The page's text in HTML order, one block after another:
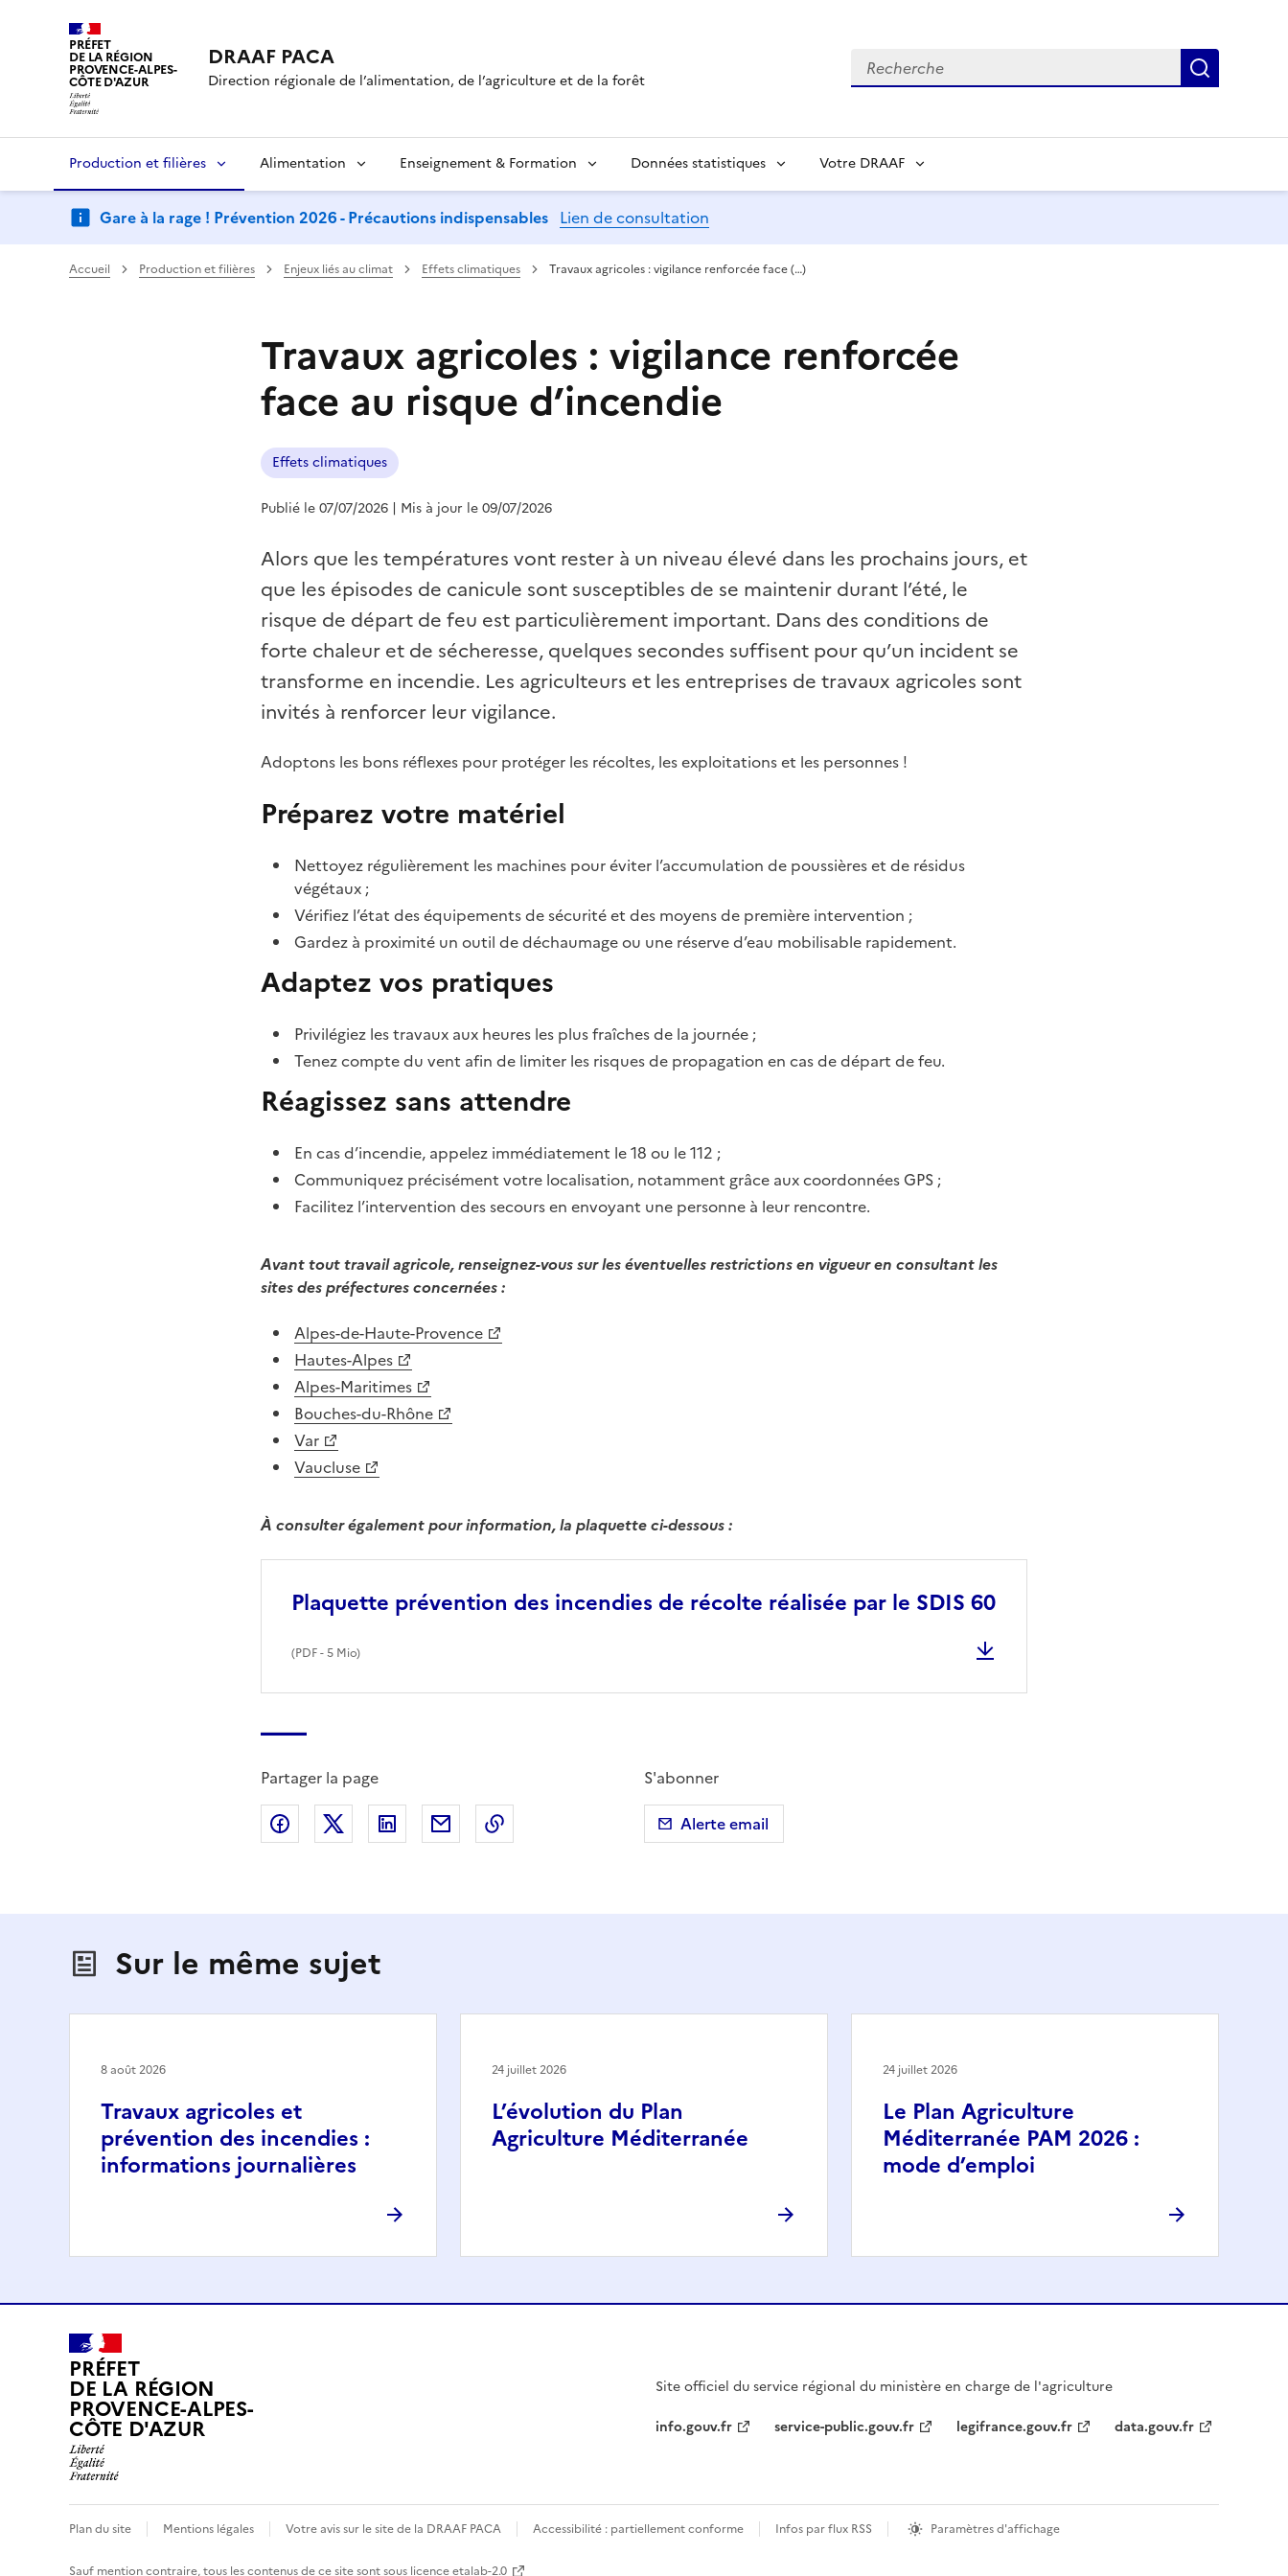
PRÉFET
DE LA RÉGION
PROVENCE-ALPES-
CÔTE D'AZUR
DRAAF PACA
Direction régionale de l’alimentation, de l’agriculture et de la forêt
Recherche
Production et filières Alimentation Enseignement & Formation Données statistiques Votre DRAAF
Gare à la rage ! Prévention 2026 - Précautions indispensables Lien de consultation
Accueil Production et filières Enjeux liés au climat Effets climatiques Travaux agricoles : vigilance renforcée face (…)
Travaux agricoles : vigilance renforcée
face au risque d’incendie
Effets climatiques
Publié le 07/07/2026 | Mis à jour le 09/07/2026
Alors que les températures vont rester à un niveau élevé dans les prochains jours, et
que les épisodes de canicule sont susceptibles de se maintenir durant l’été, le
risque de départ de feu est particulièrement important. Dans des conditions de
forte chaleur et de sécheresse, quelques secondes suffisent pour qu’un incident se
transforme en incendie. Les agriculteurs et les entreprises de travaux agricoles sont
invités à renforcer leur vigilance.
Adoptons les bons réflexes pour protéger les récoltes, les exploitations et les personnes !
Préparez votre matériel
Nettoyez régulièrement les machines pour éviter l’accumulation de poussières et de résidus
végétaux ;
Vérifiez l’état des équipements de sécurité et des moyens de première intervention ;
Gardez à proximité un outil de déchaumage ou une réserve d’eau mobilisable rapidement.
Adaptez vos pratiques
Privilégiez les travaux aux heures les plus fraîches de la journée ;
Tenez compte du vent afin de limiter les risques de propagation en cas de départ de feu.
Réagissez sans attendre
En cas d’incendie, appelez immédiatement le 18 ou le 112 ;
Communiquez précisément votre localisation, notamment grâce aux coordonnées GPS ;
Facilitez l’intervention des secours en envoyant une personne à leur rencontre.
Avant tout travail agricole, renseignez-vous sur les éventuelles restrictions en vigueur en consultant les
sites des préfectures concernées :
Alpes-de-Haute-Provence
Hautes-Alpes
Alpes-Maritimes
Bouches-du-Rhône
Var
Vaucluse
À consulter également pour information, la plaquette ci-dessous :
Plaquette prévention des incendies de récolte réalisée par le SDIS 60
(PDF- 5 Mio)
Partager la page
Partager sur Facebook
Partager sur X (anciennement Twitter)
Partager sur LinkedIn
Partager par emailCopier dans le presse-papier
S'abonner
Alerte email
Sur le même sujet
Travaux agricoles et
prévention des incendies :
informations journalières
8 août 2026
L’évolution du Plan
Agriculture Méditerranée
24 juillet 2026
Le Plan Agriculture
Méditerranée PAM 2026 :
mode d’emploi
24 juillet 2026
PRÉFET
DE LA RÉGION
PROVENCE-ALPES-
CÔTE D'AZUR
Site officiel du service régional du ministère en charge de l'agriculture
info.gouv.fr
service-public.gouv.fr legifrance.gouv.fr data.gouv.fr
Plan du site Mentions légales Votre avis sur le site de la DRAAF PACA Accessibilité : partiellement conforme Infos par flux RSS Paramètres d'affichage
Sauf mention contraire, tous les contenus de ce site sont sous licence etalab-2.0